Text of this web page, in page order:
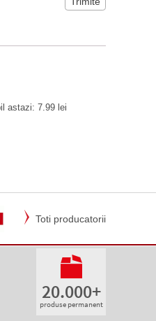
astazi: 7.99 lei
Toti producatorii
20.000+
produse permanent